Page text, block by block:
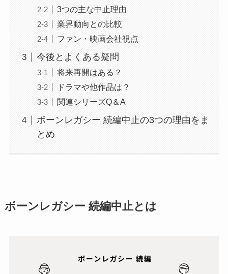
3つの主な中止理由
業界動向との比較
ファン・映画会社視点
今後とよくある疑問
将来再開はある？
ドラマや他作品は？
関連シリーズQ＆A
ボーンレガシー 続編中止の3つの理由をま
とめ
ボーンレガシー 続編中止とは